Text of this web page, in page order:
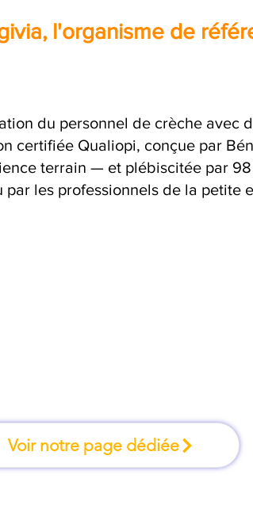
l'organisme de
du personnel de crèche avec
certifiée Qualiopi, conçue par
terrain — et plébiscitée par
par les professionnels de la petite
Voir notre page dédiée